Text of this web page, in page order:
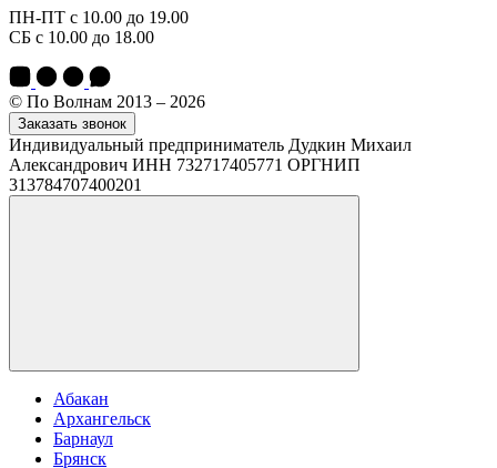
ПН-ПТ с 10.00 до 19.00
СБ с 10.00 до 18.00
© По Волнам 2013 – 2026
Заказать звонок
Индивидуальный предприниматель Дудкин Михаил
Александрович ИНН 732717405771 ОРГНИП
313784707400201
Абакан
Архангельск
Барнаул
Брянск